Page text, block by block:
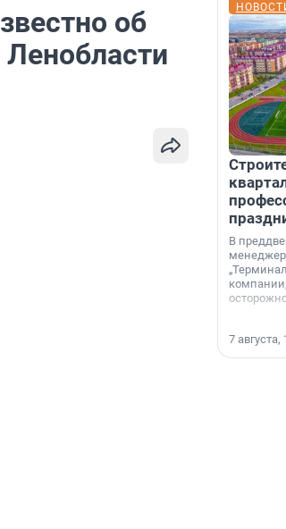
об
Ленобласти
В
7 августа,